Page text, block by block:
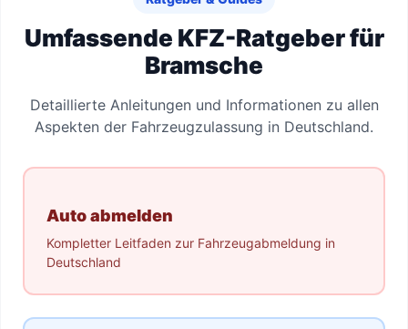
Umfassende KFZ-Ratgeber für
Bramsche
Detaillierte Anleitungen und Informationen zu allen
Aspekten der Fahrzeugzulassung in Deutschland.
Auto abmelden
Kompletter Leitfaden zur Fahrzeugabmeldung in
Deutschland